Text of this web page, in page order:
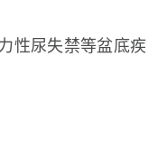
性尿失禁等盆底疾